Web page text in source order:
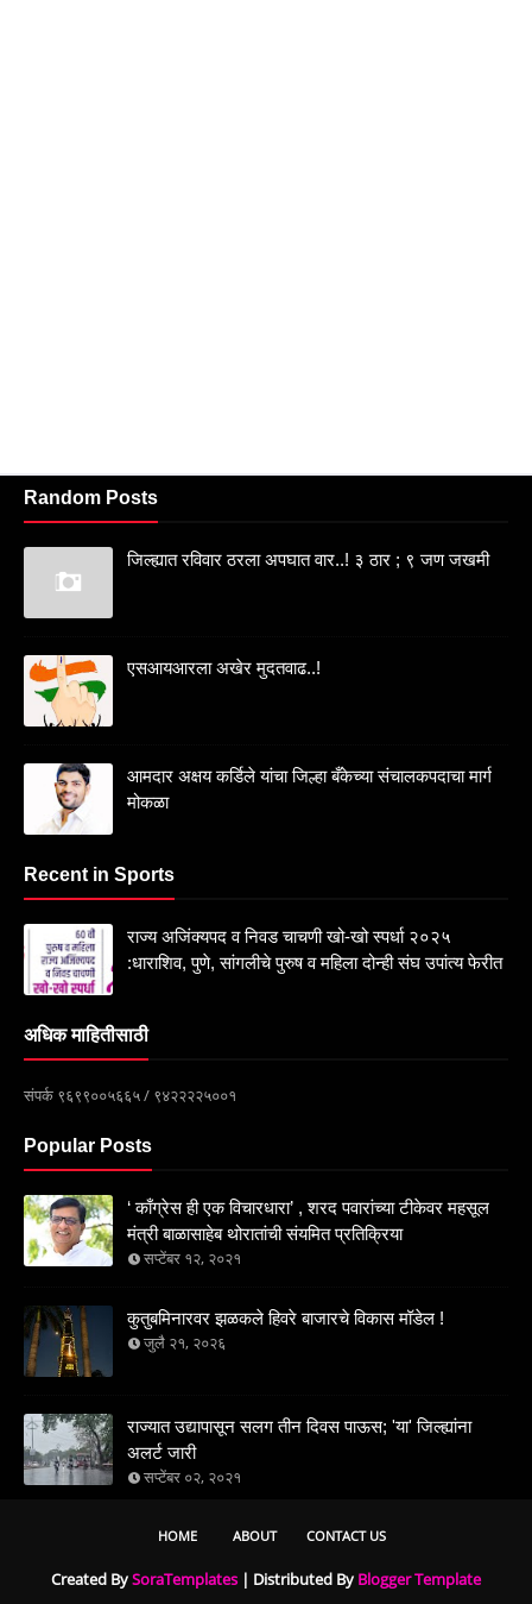
Random Posts
जिल्ह्यात रविवार ठरला अपघात वार..! ३ ठार ; ९ जण जखमी
एसआयआरला अखेर मुदतवाढ..!
आमदार अक्षय कर्डिले यांचा जिल्हा बँकेच्या संचालकपदाचा मार्ग
मोकळा
Recent in Sports
राज्य अजिंक्यपद व निवड चाचणी खो-खो स्पर्धा २०२५
:धाराशिव, पुणे, सांगलीचे पुरुष व महिला दोन्ही संघ उपांत्य फेरीत
अधिक माहितीसाठी
संपर्क ९६९९००५६६५ / ९४२२२२५००१
Popular Posts
‘ काँग्रेस ही एक विचारधारा’ , शरद पवारांच्या टीकेवर महसूल
मंत्री बाळासाहेब थोरातांची संयमित प्रतिक्रिया
सप्टेंबर १२, २०२१
कुतुबमिनारवर झळकले हिवरे बाजारचे विकास मॉडेल !
जुलै २१, २०२६
राज्यात उद्यापासून सलग तीन दिवस पाऊस; 'या' जिल्ह्यांना
अलर्ट जारी
सप्टेंबर ०२, २०२१
HOME ABOUT CONTACT US
Created BySoraTemplates | Distributed By Blogger Template